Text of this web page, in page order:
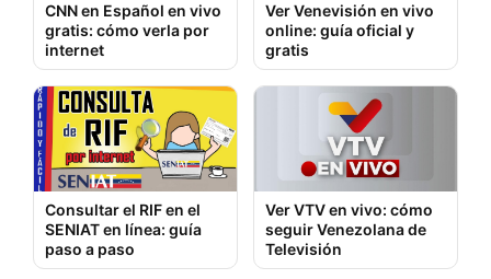
CNN en Español en vivo
gratis: cómo verla por
internet
Ver Venevisión en vivo
online: guía oficial y
gratis
Consultar el RIF en el
SENIAT en línea: guía
paso a paso
Ver VTV en vivo: cómo
seguir Venezolana de
Televisión